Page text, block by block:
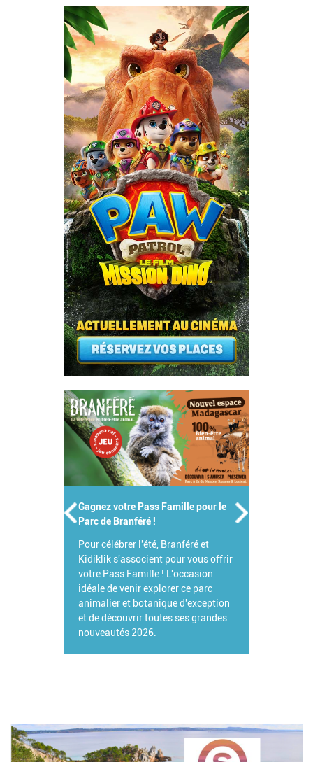
Gagnez votre Pass Famille pour le
Parc de Branféré !
Pour célébrer l'été, Branféré et
Kidiklik s'associent pour vous offrir
votre Pass Famille ! L'occasion
idéale de venir explorer ce parc
animalier et botanique d'exception
et de découvrir toutes ses grandes
nouveautés 2026.